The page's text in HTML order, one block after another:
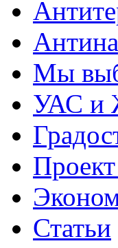
Мы
УАС и
Статьи